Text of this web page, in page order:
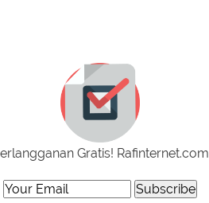
Gratis! Rafinternet.com